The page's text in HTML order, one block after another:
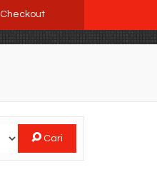
Checkout
Cari